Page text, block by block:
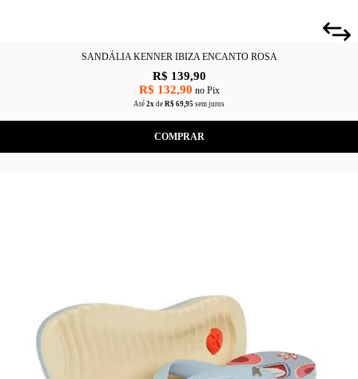
SANDÁLIA KENNER IBIZA ENCANTO ROSA
R$ 139,90
R$ 132,90 no Pix
Até 2x de R$ 69,95 sem juros
COMPRAR